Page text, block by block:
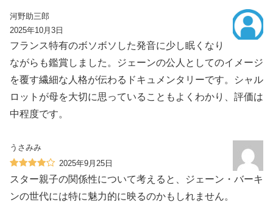
河野助三郎
2025年10月3日
フランス特有のボソボソした発音に少し眠くなり
ながらも鑑賞しました。ジェーンの公人としてのイメージ
を覆す繊細な人格が伝わるドキュメンタリーです。シャル
ロットが母を大切に思っていることもよくわかり、評価は
中程度です。
うさみみ
2025年9月25日
スター親子の関係性について考えると、ジェーン・バーキ
ンの世代には特に魅力的に映るのかもしれません。